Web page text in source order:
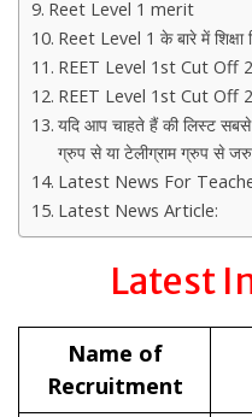
Reet Level 1 merit
Reet Level 1 के बारे में शिक्षा
REET Level 1st Cut Off
REET Level 1st Cut Off
यदि आप चाहते हैं की लिस्ट
ग्रुप से या टेलीग्राम ग्रुप से
Latest News For
Latest News Article:
Latest
Name of
Recruitment